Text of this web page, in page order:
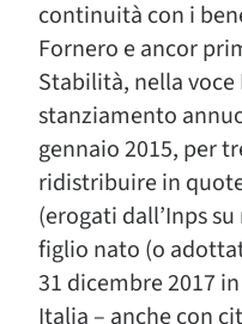
continuità con i
Fornero e ancor
Stabilità, nella
stanziamento
gennaio 2015, per
ridistribuire in
(erogati dall’Inps
figlio nato (o
31 dicembre 2017
Italia – anche con